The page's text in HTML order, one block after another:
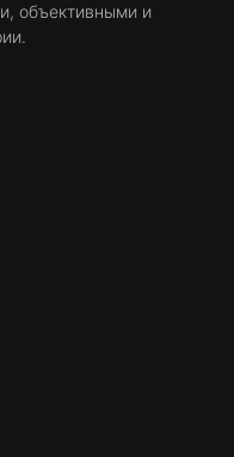
объективными и